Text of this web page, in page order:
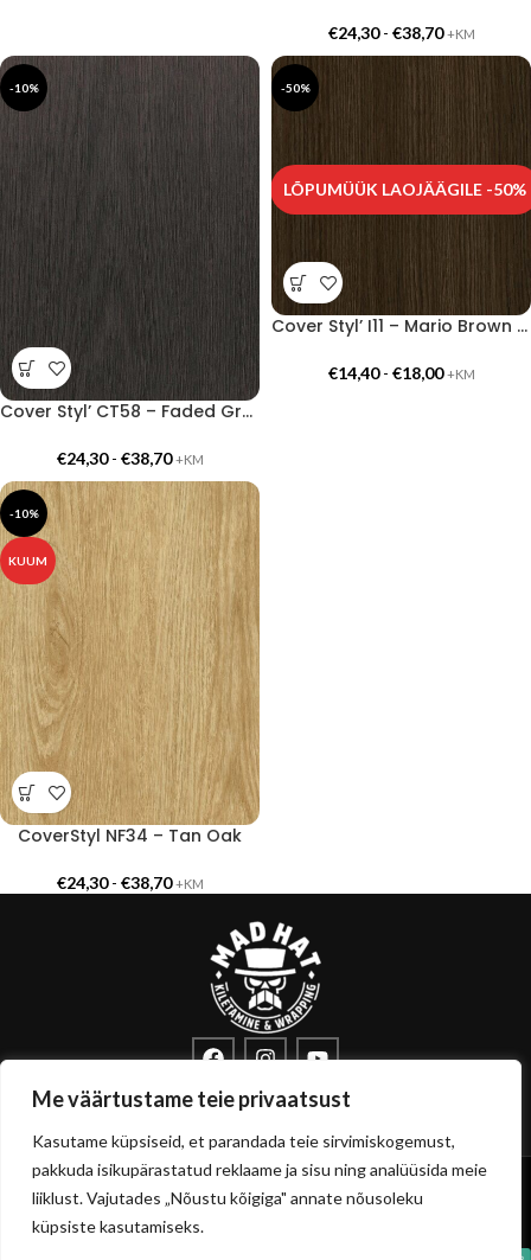
Me väärtustame teie privaatsust
Kasutame küpsiseid, et parandada teie sirvimiskogemust,
pakkuda isikupärastatud reklaame ja sisu ning analüüsida meie
liiklust. Vajutades „Nõustu kõigiga" annate nõusoleku
küpsiste kasutamiseks.
€24,30- €38,70 +KM
-10%
Cover Styl’ CT58 – Faded Grey
€24,30- €38,70 +KM
-50%
LÕPUMÜÜK LAOJÄÄGILE -50%
Cover Styl’ I11 – Mario Brown Oak
€14,40- €18,00 +KM
-10%
KUUM
CoverStyl NF34 – Tan Oak
€24,30- €38,70 +KM
info@sisustuskile.ee
+372 53715972
Copyrightsisustuskile.ee © 2026
Privaatsuspoliitika
Müügitingimused